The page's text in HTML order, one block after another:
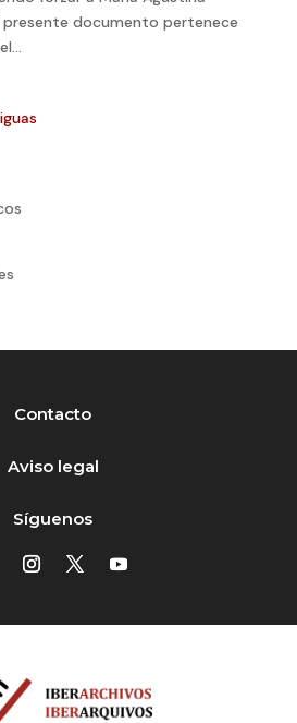
presente documento pertenece
Contacto
Aviso legal
Síguenos